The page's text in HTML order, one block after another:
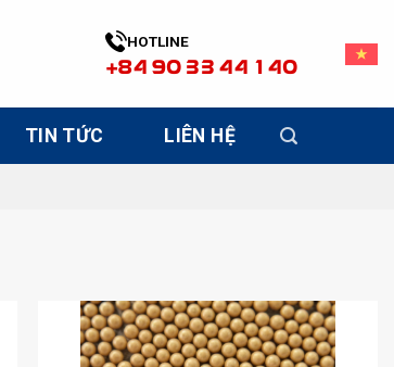
HOTLINE
+84 90 33 44 140
TIN TỨC LIÊN HỆ